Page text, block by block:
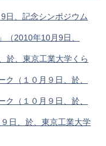
日、記念シンポジウム
（2010年10月9日、
於、東京工業大学くら
ク（１０月９日、於、
（１０月９日、於、
日、於、東京工業大学